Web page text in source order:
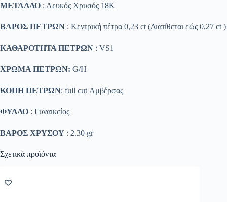
ΜΕΤΑΛΛΟ : Λευκός Χρυσός 18K
ΒΑΡΟΣ ΠΕΤΡΩΝ : Κεντρική πέτρα 0,23 ct (Διατίθεται εώς 0,27 ct )
ΚΑΘΑΡΟΤΗΤΑ ΠΕΤΡΩΝ : VS1
ΧΡΩΜΑ ΠΕΤΡΩΝ: G/H
ΚΟΠΗ ΠΕΤΡΩΝ: full cut Αμβέρσας
ΦΥΛΛΟ : Γυναικείος
ΒΑΡΟΣ ΧΡΥΣΟΥ : 2.30 gr
Σχετικά προϊόντα